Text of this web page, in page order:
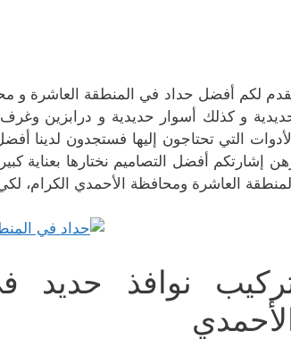
لكم أفضل حداد في المنطقة العاشرة و
و كذلك أسوار حديدية و درابزين
التي تحتاجون إليها فستجدون
إشارتكم أفضل التصاميم نختارها بعناية
العاشرة ومحافظة الأحمدي الكرام،
نوافذ حديد